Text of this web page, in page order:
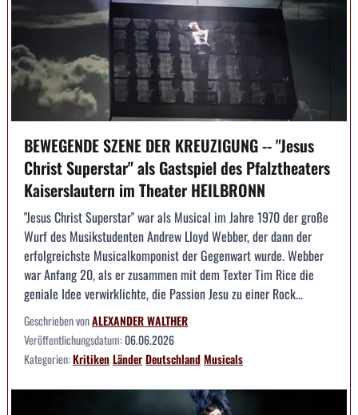
BEWEGENDE SZENE DER KREUZIGUNG -- "Jesus
Christ Superstar" als Gastspiel des Pfalztheaters
Kaiserslautern im Theater HEILBRONN
"Jesus Christ Superstar" war als Musical im Jahre 1970 der große
Wurf des Musikstudenten Andrew Lloyd Webber, der dann der
erfolgreichste Musicalkomponist der Gegenwart wurde. Webber
war Anfang 20, als er zusammen mit dem Texter Tim Rice die
geniale Idee verwirklichte, die Passion Jesu zu einer Rock...
Geschrieben vonALEXANDER WALTHER
Veröffentlichungsdatum:06.06.2026
Kategorien:KritikenLänderDeutschlandMusicals